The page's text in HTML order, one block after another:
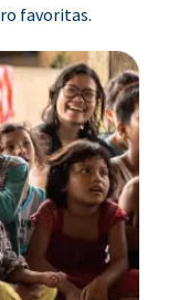
favoritas.